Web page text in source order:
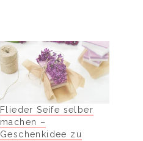
Flieder Seife selber
machen –
Geschenkidee zu